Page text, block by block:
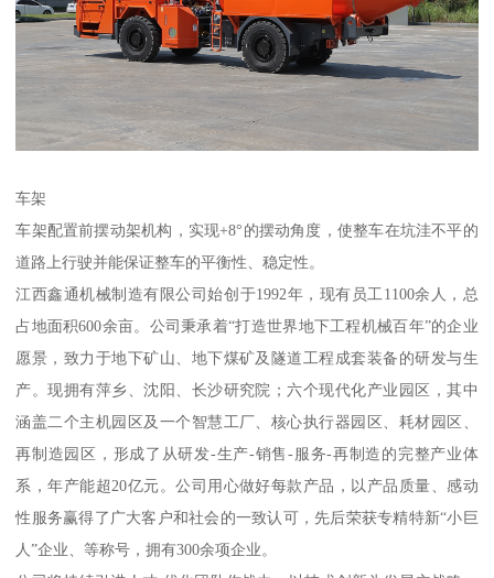
车架
车架配置前摆动架机构，实现+8°的摆动角度，使整车在坑洼不平的
道路上行驶并能保证整车的平衡性、稳定性。
江西鑫通机械制造有限公司始创于1992年，现有员工1100余人，总
占地面积600余亩。公司秉承着“打造世界地下工程机械百年”的企业
愿景，致力于地下矿山、地下煤矿及隧道工程成套装备的研发与生
产。现拥有萍乡、沈阳、长沙研究院；六个现代化产业园区，其中
涵盖二个主机园区及一个智慧工厂、核心执行器园区、耗材园区、
再制造园区，形成了从研发-生产-销售-服务-再制造的完整产业体
系，年产能超20亿元。公司用心做好每款产品，以产品质量、感动
性服务赢得了广大客户和社会的一致认可，先后荣获专精特新“小巨
人”企业、等称号，拥有300余项企业。